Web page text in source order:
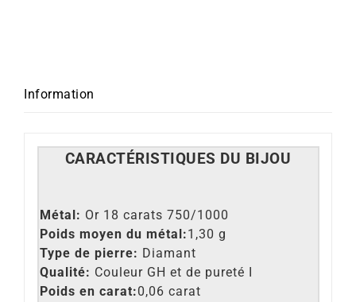
Information
CARACTÉRISTIQUES DU BIJOU
Métal: Or 18 carats 750/1000
Poids moyen du métal:1,30 g
Type de pierre: Diamant
Qualité: Couleur GH et de pureté I
Poids en carat:0,06 carat